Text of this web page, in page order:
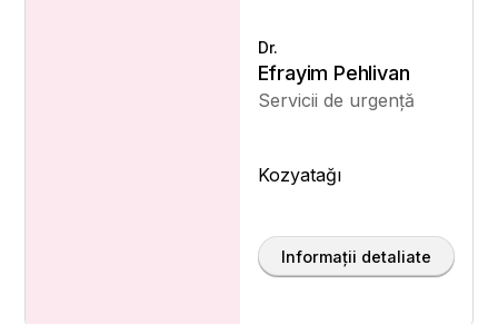
Dr.
Efrayim Pehlivan
Servicii de urgență
Kozyatağı
Informații detaliate